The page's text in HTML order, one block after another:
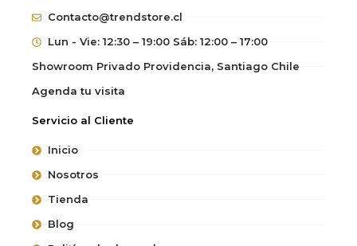
Contacto@trendstore.cl
Lun - Vie: 12:30 – 19:00 Sáb: 12:00 – 17:00
Showroom Privado Providencia, Santiago Chile
Agenda tu visita
Servicio al Cliente
Inicio
Nosotros
Tienda
Blog